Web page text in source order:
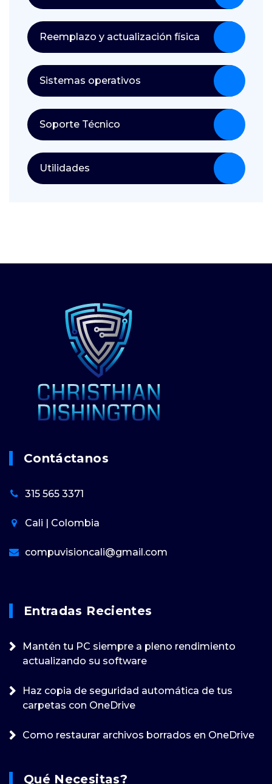
Reemplazo y actualización física
Sistemas operativos
Soporte Técnico
Utilidades
Contáctanos
315 565 3371
Cali | Colombia
compuvisioncali@gmail.com
Entradas Recientes
Mantén tu PC siempre a pleno rendimiento
actualizando su software
Haz copia de seguridad automática de tus
carpetas con OneDrive
Como restaurar archivos borrados en OneDrive
Qué Necesitas?